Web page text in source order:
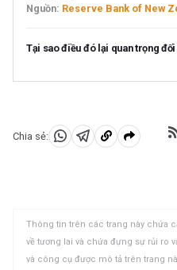
Nguồn: Reserve Bank of New
Tại sao điều đó lại quan trọng
quyết định của họ. Ngân
mối về triển vọng kinh tế và
chính sách thường được
quyền Thống đốc Christian
Chia sẻ:
Chia Chia Sao
tạm
Thông tin trên các trang này chứa
về tương lai và chứa đựng sự rủi ro
và công cụ được mô tả trên trang